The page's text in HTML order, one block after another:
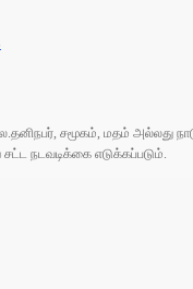
சமூகம், மதம் அல்லது
நடவடிக்கை எடுக்கப்படும்.